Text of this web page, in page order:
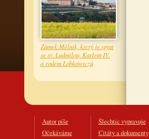
Zámek Mělník, který je spjat
se sv. Ludmilou, Karlem IV.
a rodem Lobkowiczů
Autor píše
Očekáváme
Šlechtic vypravuje
Citáty a dokumenty